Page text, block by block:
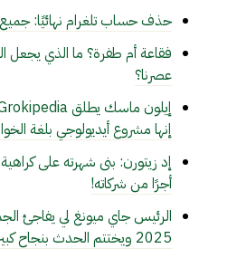
حذف حساب تلغرام نهائيًا:
فقاعة أم طفرة؟ ما الذي يجعل
عصرنا؟
إنها مشروع أيديولوجي بلغة
إد زيتورن: بنى شهرته على
أجرًا من شركاته!
2025 ويختتم الحدث بنجاح كبير